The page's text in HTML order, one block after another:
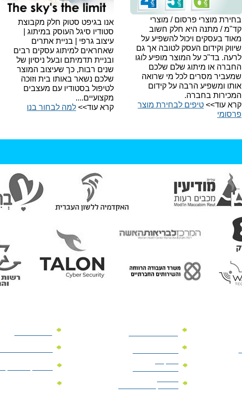
אנו בגיפט סטוק חלק מקבוצת
סטודיו סיגל העוסק במיתוג |
עיצוב גרפי | בניית אתרים
שאחראים למיתוג עסקים רבים
ובניית תדמיתם ובעל ניסיון של
שנים רבות, כך שעיצוב המוצר
שלכם נשאר באותו בית וזוכה
לטיפול בסטודיו עם מעצבים
מקצועיים....
קרא עוד>> למה לבחור בנו​
בחירת מוצרי פרסום / מוצרי
קד"מ / מתנה היא חלק חשוב
מאוד בעסקים ויכול להשפיע על
שיווק וקידום העסק לטובה אך גם
לרעה. בד"כ על המוצר מופיע לוגו
החברה או מיתוג שלם שלכם
שמעביר מסרים לכל מי שרואה
אותו ומשפיע הרבה על קידום
המכירות בחברה.
קרא עוד>> טיפים לבחירת מוצר
פרסומי